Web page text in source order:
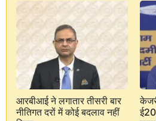
आरबीआई ने लगातार तीसरी बार
नीतिगत दरों में कोई बदलाव नहीं